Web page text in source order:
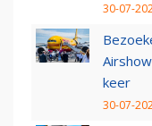
30-07-
keer
30-07-